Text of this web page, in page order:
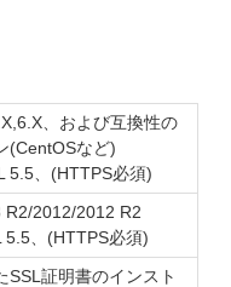
、および互換性の
(CentOSなど)
5.5、(HTTPS必須)
2012/2012 R2
5.5、(HTTPS必須)
SSL証明書のインスト